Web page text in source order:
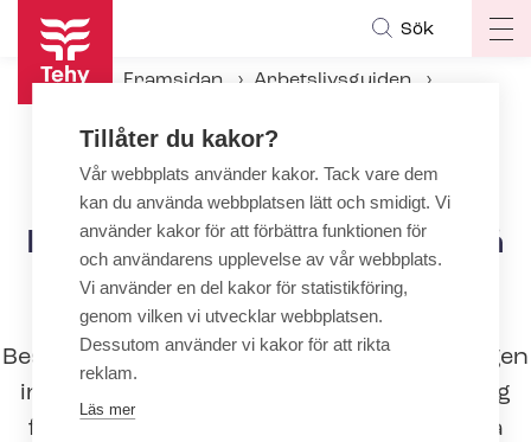
Hoppa
huvudinnehåll
Sök
Framsidan
Arbetslivsguiden
Arbetarskydd
Per­so­nal­di­men­sio­ne­ring­en på serviceboenden med heldygnsomsorg
Per­so­nal­di­men­sio­ne­ring­en på
serviceboenden med
heldygnsomsorg
Bestämmelser om per­so­nal­di­men­sio­ne­ring­en
inom serviceboende med heldygnsomsorg
för äldre finns i äldreomsorgslagen. I alla
Tillåter du kakor?
Vår webbplats använder kakor. Tack vare dem
kan du använda webbplatsen lätt och smidigt. Vi
använder kakor för att förbättra funktionen för
och användarens upplevelse av vår webbplats.
Vi använder en del kakor för statistikföring,
genom vilken vi utvecklar webbplatsen.
Dessutom använder vi kakor för att rikta
reklam.
Läs mer